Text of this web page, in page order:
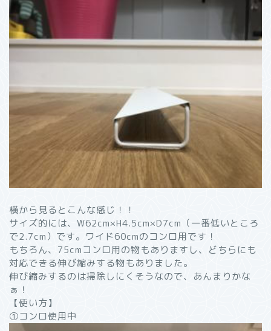
横から見るとこんな感じ！！
サイズ的には、W62cm×H4.5cm×D7cm（一番低いところ
で2.7cm）です。ワイド60cmのコンロ用です！
もちろん、75cmコンロ用の物もありますし、どちらにも
対応できる伸び縮みする物もありました。
伸び縮みするのは掃除しにくそうなので、あんまりかな
ぁ！
【使い方】
①コンロ使用中